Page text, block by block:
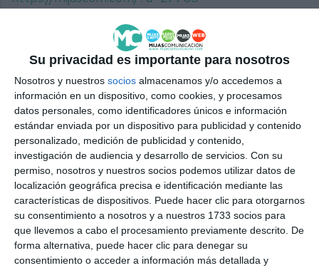
Su privacidad es importante para nosotros
Nosotros y nuestros socios almacenamos y/o accedemos a
información en un dispositivo, como cookies, y procesamos
datos personales, como identificadores únicos e información
estándar enviada por un dispositivo para publicidad y contenido
personalizado, medición de publicidad y contenido,
investigación de audiencia y desarrollo de servicios. Con su
permiso, nosotros y nuestros socios podemos utilizar datos de
localización geográfica precisa e identificación mediante las
características de dispositivos. Puede hacer clic para otorgarnos
su consentimiento a nosotros y a nuestros 1733 socios para
que llevemos a cabo el procesamiento previamente descrito. De
forma alternativa, puede hacer clic para denegar su
consentimiento o acceder a información más detallada y
ALZHÉIMER